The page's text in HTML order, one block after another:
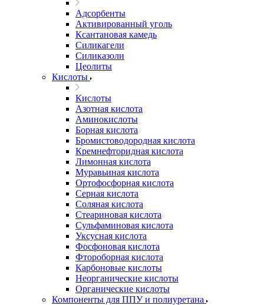
Адсорбенты
Активированный уголь
Ксантановая камедь
Силикагели
Силиказоли
Цеолиты
Кислоты
Кислоты
Азотная кислота
Аминокислоты
Борная кислота
Бромистоводородная кислота
Кремнефторидная кислота
Лимонная кислота
Муравьиная кислота
Ортофосфорная кислота
Серная кислота
Соляная кислота
Стеариновая кислота
Сульфаминовая кислота
Уксусная кислота
Фосфоновая кислота
Фтороборная кислота
Карбоновые кислоты
Неорганические кислоты
Органические кислоты
Компоненты для ППУ и полиуретана